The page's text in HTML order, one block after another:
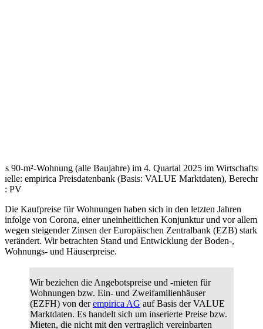
90-m²-Wohnung (alle Baujahre) im 4. Quartal 2025 im
empirica Preisdatenbank (Basis: VALUE Marktdaten),
PV
Die Kaufpreise für Wohnungen haben sich in den letzten Jahren
infolge von Corona, einer uneinheitlichen Konjunktur und vor allem
wegen steigender Zinsen der Europäischen Zentralbank (EZB) stark
verändert. Wir betrachten Stand und Entwicklung der Boden-,
Wohnungs- und Häuserpreise.
Wir beziehen die Angebotspreise und -mieten für
Wohnungen bzw. Ein- und Zweifamilienhäuser
(EZFH) von derempirica AG auf Basis der VALUE
Marktdaten. Es handelt sich um inserierte Preise bzw.
Mieten, die nicht mit den vertraglich vereinbarten